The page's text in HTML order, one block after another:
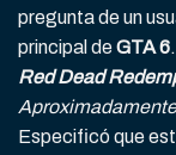
pregunta de un
principal deGTA 6.
Red Dead
Especificó que